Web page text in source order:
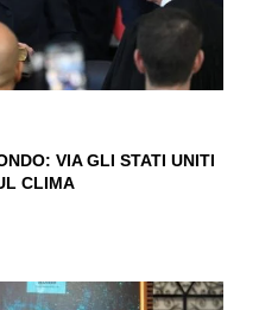
VIA GLI STATI UNITI
CLIMA